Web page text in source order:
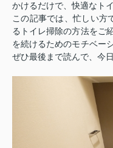
かけるだけで、快適なト
この記事では、忙しい方
るトイレ掃除の方法をご
を続けるためのモチベー
ぜひ最後まで読んで、今